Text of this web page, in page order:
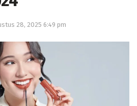
28, 2025 6:49 pm